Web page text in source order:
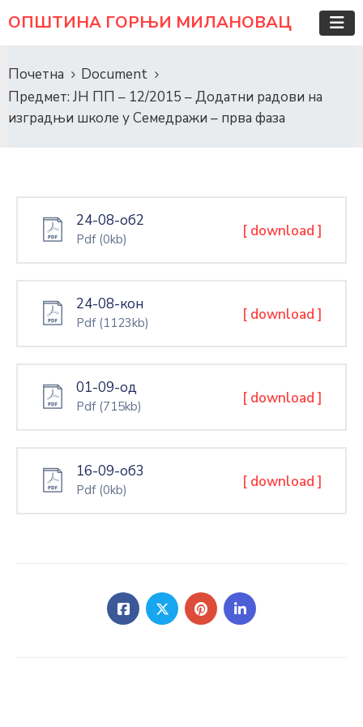
ОПШТИНА ГОРЊИ МИЛАНОВАЦ
Почетна
Document
Предмет: ЈН ПП – 12/2015 – Додатни радови на
изградњи школе у Семедражи – прва фаза
24-08-об2
Pdf (0kb) [ download ]
24-08-кон
Pdf (1123kb) [ download ]
01-09-од
Pdf (715kb) [ download ]
16-09-об3
Pdf (0kb) [ download ]